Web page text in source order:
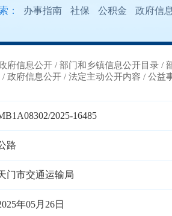
： 办事指南 社保 公积金 政府信
府信息公开 / 部门和乡镇信息公开目录 /
/ 政府信息公开 / 法定主动公开内容 / 公益
2025-16485
路
门市交通运输局
年05月26日